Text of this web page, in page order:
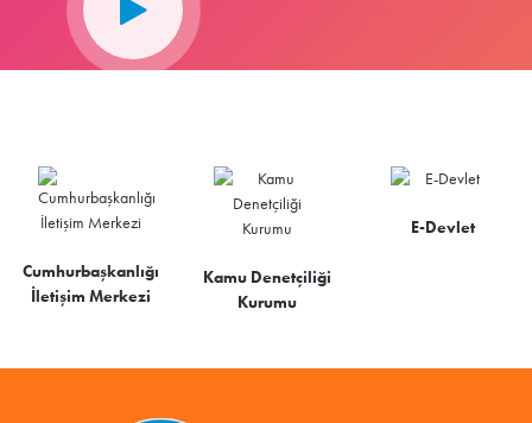
Cumhurbaşkanlığı
İletişim Merkezi
Kamu Denetçiliği
Kurumu
E-Devlet